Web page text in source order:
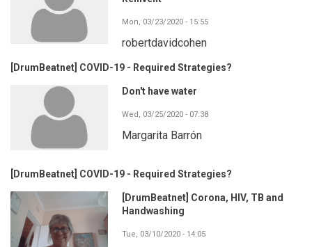
Mon, 03/23/2020 - 15:55
robertdavidcohen
[DrumBeatnet] COVID-19 - Required Strategies?
Don't have water
Wed, 03/25/2020 - 07:38
Margarita Barrón
[DrumBeatnet] COVID-19 - Required Strategies?
[DrumBeatnet] Corona, HIV, TB and
Handwashing
Tue, 03/10/2020 - 14:05